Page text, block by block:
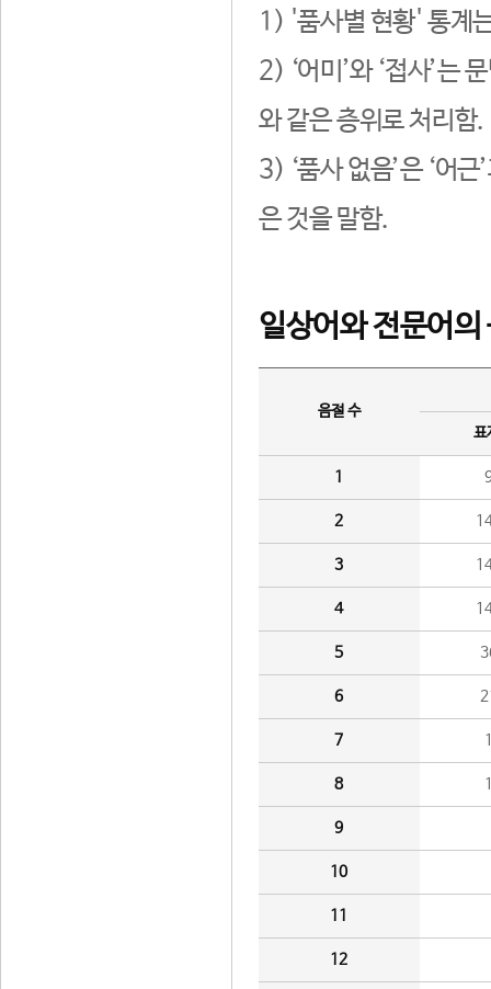
1) '품사별 현황' 통계
2) ‘어미’와 ‘접사’는
와 같은 층위로 처리함.
3) ‘품사 없음’은 ‘어
은 것을 말함.
일상어와 전문어의
음절 수
표
1
2
3
4
5
6
7
8
9
10
11
12